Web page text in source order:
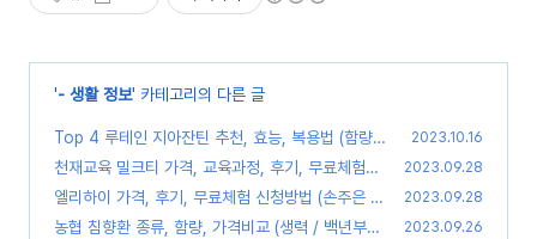
'- 생활 정보' 카테고리의 다른 글
Top 4 루테인 지아잔틴 추천, 효능, 복용법 (함량
비교)
(0)
2023.10.16
천재교육 밀크티 가격, 교육과정, 후기, 무료체험
(초등 중학 고등)
(0)
2023.09.28
엘리하이 가격, 후기, 무료체험 신청방법 (손주은 메
가스터디)
(0)
2023.09.28
농협 침향환 종류, 함량, 가격비교 (생력 / 백년부부
2023.09.26